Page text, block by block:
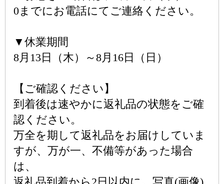
0までにお電話にてご連絡ください。
▼休業期間
8月13日（木）～8月16日（日）
【ご確認ください】
到着後は速やかに返礼品の状態をご確
認ください。
万全を期して返礼品をお届けしていま
すが、万が一、不備等があった場合
は、